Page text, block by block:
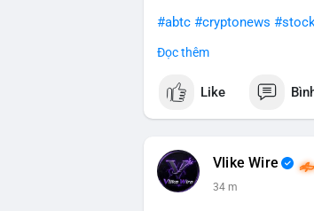
#abtc #cryptonews
$btc $eth
#vlikevn #titanbot
Đọc thêm
Like
Vlike Wire
34 m